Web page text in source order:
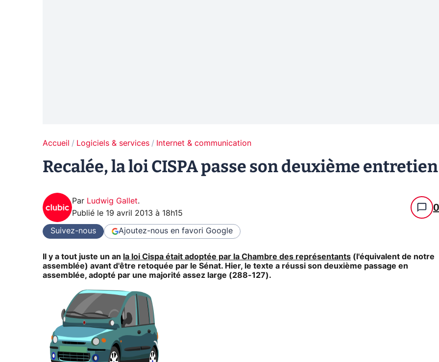
Accueil Logiciels & services Internet & communication
Recalée, la loi CISPA passe son deuxième entretien
Par Ludwig Gallet.
Publié le 19 avril 2013 à 18h15 0
Suivez-nous Ajoutez-nous en favori Google
Il y a tout juste un an la loi Cispa était adoptée par la Chambre des représentants (l'équivalent de notre
assemblée) avant d'être retoquée par le Sénat. Hier, le texte a réussi son deuxième passage en
assemblée, adopté par une majorité assez large (288-127).